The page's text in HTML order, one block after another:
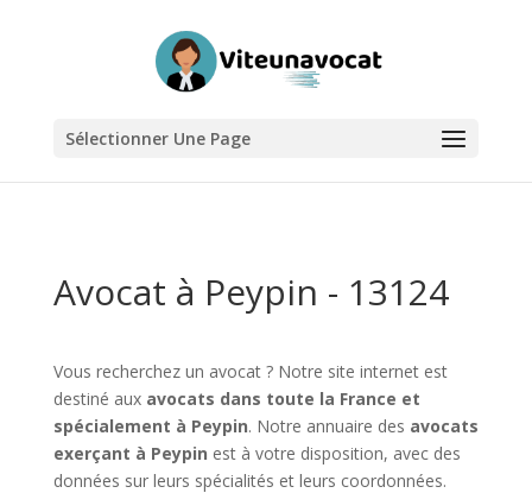
Sélectionner Une Page
Avocat à Peypin - 13124
Vous recherchez un avocat ? Notre site internet est
destiné aux avocats dans toute la France et
spécialement à Peypin. Notre annuaire des avocats
exerçant à Peypin est à votre disposition, avec des
données sur leurs spécialités et leurs coordonnées.